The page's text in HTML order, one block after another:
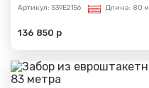
Артикул: S39E2156 Длина: 80 м
136 850 р